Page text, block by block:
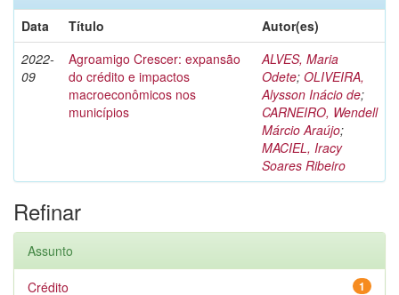
Data
Título
Autor(es)
2022-
09
Agroamigo Crescer: expansão
do crédito e impactos
macroeconômicos nos
municípios
ALVES, Maria
Odete; OLIVEIRA,
Alysson Inácio de;
CARNEIRO, Wendell
Márcio Araújo;
MACIEL, Iracy
Soares Ribeiro
Refinar
Assunto
1
Crédito